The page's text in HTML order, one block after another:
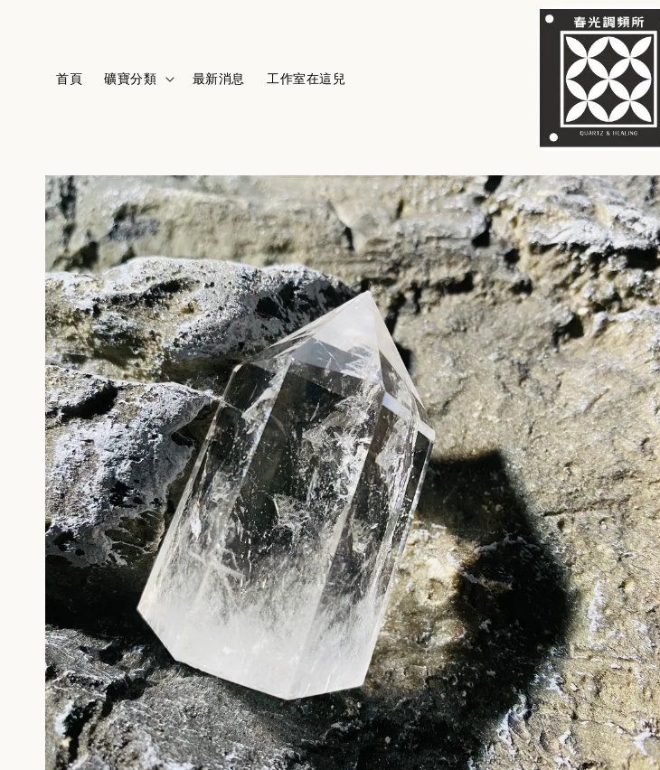
首頁 礦寶分類 最新消息 工作室在這兒